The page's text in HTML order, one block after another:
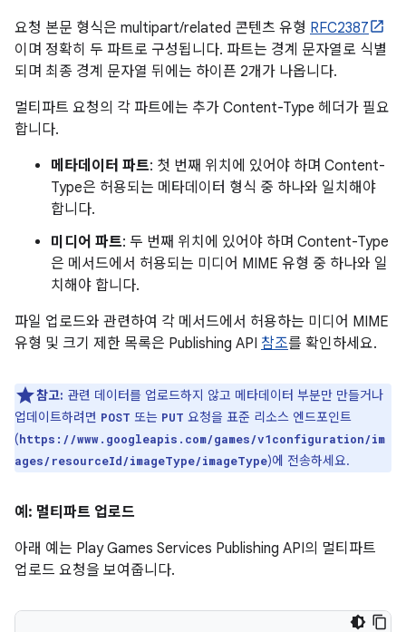
요청 본문 형식은 multipart/related 콘텐츠 유형 RFC2387
이며 정확히 두 파트로 구성됩니다. 파트는 경계 문자열로 식별
되며 최종 경계 문자열 뒤에는 하이픈 2개가 나옵니다.
멀티파트 요청의 각 파트에는 추가 Content-Type 헤더가 필요
합니다.
메타데이터 파트: 첫 번째 위치에 있어야 하며 Content-
Type은 허용되는 메타데이터 형식 중 하나와 일치해야
합니다.
미디어 파트: 두 번째 위치에 있어야 하며 Content-Type
은 메서드에서 허용되는 미디어 MIME 유형 중 하나와 일
치해야 합니다.
파일 업로드와 관련하여 각 메서드에서 허용하는 미디어 MIME
유형 및 크기 제한 목록은 Publishing API 참조를 확인하세요.
참고: 관련 데이터를 업로드하지 않고 메타데이터 부분만 만들거나
업데이트하려면 POST 또는 PUT 요청을 표준 리소스 엔드포인트
(https://www.googleapis.com/games/v1configuration/im
ages/resourceId/imageType/imageType)에 전송하세요.
예: 멀티파트 업로드
아래 예는 Play Games Services Publishing API의 멀티파트
업로드 요청을 보여줍니다.